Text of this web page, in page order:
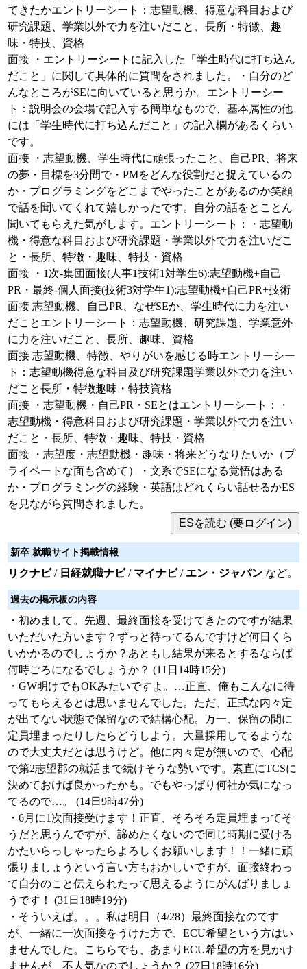
てきたかエントリーシート：志望動機、得意な科目および
研究課題、学業以外で力を注いだこと、長所・特徴、趣
味・特技、資格
面接 ・エントリーシートに記入した「学生時代に打ち込ん
だこと」に関して具体的に質問をされました。・自分のど
んなところがSEに向いていると思うか。エントリーシー
ト：説明会の会場で記入する簡単なもので、基本属性の他
には「学生時代に打ち込んだこと」の記入欄があるくらい
です。
面接 ・志望動機、学生時代に頑張ったこと、自己PR、将来
の夢・目標を3分間で・PMをどんな役割だと捉えているの
か・プログラミングをどこまでやったことがあるのか笑顔
で話を聞いてくれて嬉しかったです。自分の話をとことん
聞いてもらえた気がします。エントリーシート：・志望動
機・得意な科目および研究課題・学業以外で力を注いだこ
と・長所、特徴・趣味、特技・資格
面接 ・1次-集団面接(人事1技術1対学生6):志望動機+自己
PR・最終-個人面接(技術3対学生1):志望動機+自己PR+技術
面接 志望動機、自己PR、なぜSEか、学生時代に力を注い
だことエントリーシート：志望動機、研究課題、学業意外
に力を注いだこと、長所、趣味、資格
面接 志望動機、特徴、やりがいを感じる時エントリーシー
ト：志望動機得意な科目及び研究課題学業以外で力を注い
だこと長所・特徴趣味・特技資格
面接 ・志望動機・自己PR・SEとはエントリーシート：・
志望動機・得意科目および研究課題・学業以外で力を注い
だこと・長所、特徴・趣味、特技・資格
面接 ・志望度・志望動機・趣味・将来どうなりたいか（プ
ライベートな面も含めて）・文系でSEになる覚悟はある
か・プログラミングの経験・英語はどれくらい話せるかES
を見ながら質問されました。
新卒 就職サイト掲載情報
リクナビ/ 日経就職ナビ/ マイナビ/ エン・ジャパン など。
過去の掲示板の内容
・初めまして。先週、最終面接を受けてきたのですが結果
いただいた方います？ずっと待ってるんですけど何日くら
いかかるのでしょうか？あともし結果が来るとするならば
何時ごろになるでしょうか？ (11日14時15分)
・GW明けでもOKみたいですよ。…正直、俺もこんなに待
ってもらえるとは思いませんでした。ただ、正式な内々定
が出てない状態で保留なので結構心配。万一、保留の間に
定員埋まったりしたらどうしよう。大量採用してるような
ので大丈夫だとは思うけど。他に内々定が無いので、心配
で第2志望郡の就活まで続けそうな勢いです。素直にTCSに
決めておけば良かったかも。でもやっぱり何社か気になっ
てるので…。 (14日9時47分)
・6月に1次面接受けます！正直、そろそろ定員埋まってそ
うだと思うんですが、諦めたくないので同じ時期に受ける
かたいらっしゃったらよろしくお願いします！！一緒に頑
張りましょうという言い方もおかしいですが、面接終わっ
て自分のこと伝えられたって思えるようにがんばりましょ
うです！ (31日18時19分)
・そういえば。。。私は明日（4/28）最終面接なのです
が、一緒に一次面接をうけた方で、ECU希望という方はい
ませんでした。こちらでも、あまりECU希望の方を見かけ
ませんが、不人気なのでしょうか？ (27日18時16分)